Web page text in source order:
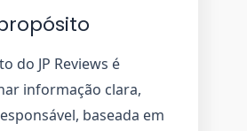
do JP Reviews é
informação clara,
baseada em